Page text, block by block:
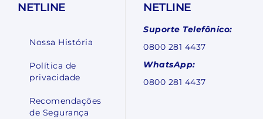
NETLINE
Nossa História
Política de
privacidade
Recomendações
de Segurança
NETLINE
Suporte Telefônico:
0800 281 4437
WhatsApp:
0800 281 4437